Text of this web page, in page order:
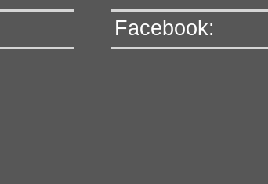
Facebook: